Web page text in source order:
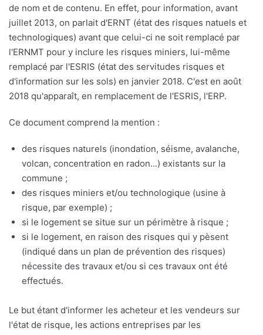
de nom et de contenu. En effet, pour information, avant
juillet 2013, on parlait d'ERNT (état des risques natuels et
technologiques) avant que celui-ci ne soit remplacé par
l'ERNMT pour y inclure les risques miniers, lui-même
remplacé par l'ESRIS (état des servitudes risques et
d'information sur les sols) en janvier 2018. C'est en août
2018 qu'apparaît, en remplacement de l'ESRIS, l'ERP.
Ce document comprend la mention :
des risques naturels (inondation, séisme, avalanche,
volcan, concentration en radon...) existants sur la
commune ;
des risques miniers et/ou technologique (usine à
risque, par exemple) ;
si le logement se situe sur un périmètre à risque ;
si le logement, en raison des risques qui y pèsent
(indiqué dans un plan de prévention des risques)
nécessite des travaux et/ou si ces travaux ont été
effectués.
Le but étant d'informer les acheteur et les vendeurs sur
l'état de risque, les actions entreprises par les